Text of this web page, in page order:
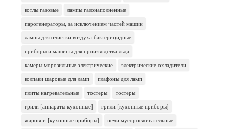
котлы газовые
лампы газонаполненные
парогенераторы, за исключением частей машин
лампы для очистки воздуха бактерицидные
приборы и машины для производства льда
камеры морозильные электрические
электрические охладители
колпаки шаровые для ламп
плафоны для ламп
плиты нагревательные
тостеры
тостеры
грили [аппараты кухонные]
грили [кухонные приборы]
жаровни [кухонные приборы]
печи мусоросжигательные